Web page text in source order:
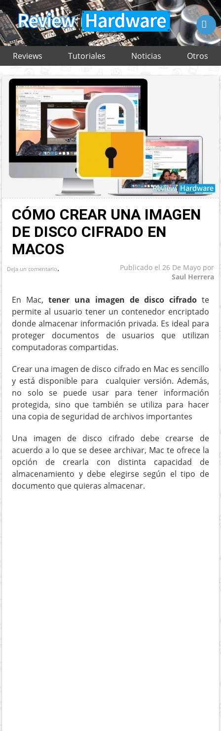
Reviews Tutoriales Noticias Otros
CÓMO CREAR UNA IMAGEN
DE DISCO CIFRADO EN
MACOS
Publicado el 26 De Mayopor
Saul Herrera
Deja un comentario.
En Mac,tener una imagen de disco cifradote
permite al usuario tener un contenedor encriptado
donde almacenar información privada. Es ideal para
proteger documentos de usuarios que utilizan
computadoras compartidas.
Crear una imagen de disco cifrado en Mac es sencillo
y está disponible para cualquier versión. Además,
no solo se puede usar para tener información
protegida, sino que también se utiliza para hacer
una copia de seguridad de archivos importantes
Una imagen de disco cifrado debe crearse de
acuerdo a lo que se desee archivar, Mac te ofrece la
opción de crearla con distinta capacidad de
almacenamiento y debe elegirse según el tipo de
documento que quieras almacenar.
